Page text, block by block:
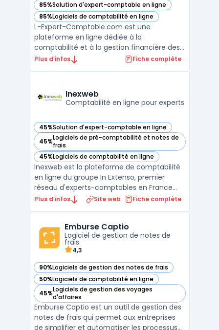
85%Solution d'expert-comptable en ligne
— voir L-Expert-Comptable.com dans cette catégorie
85%Logiciels de comptabilité en ligne
— voir L-Expert-Comptable.com dans cette catégorie
L-Expert-Comptable.com est une
plateforme en ligne dédiée à la
comptabilité et à la gestion financière des
entreprises. Offrant une gamme complète
finances, de respecter les réglementations
fiscales et de bénéficier d ...
Plus d’infos Fiche complète
Inexweb
Comptabilité en ligne pour experts
45%Solution d'expert-comptable en ligne
— voir Inexweb dans cette catégorie
45%Logiciels de pré-comptabilité et notes de
frais
— voir Inexweb dans cette catégorie
45%Logiciels de comptabilité en ligne
— voir Inexweb dans cette catégorie
Inexweb est la plateforme de comptabilité
en ligne du groupe In Extenso, premier
réseau d'experts-comptables en France
(Groupe Deloitte). Le portail connecte le
bilan, suivi de trésorerie, échanges
sécurisés. Inexweb n'est pas ...
Plus d’infos Site web Fiche complète
Emburse Captio
Logiciel de gestion de notes de
frais.
4,3
90%Logiciels de gestion des notes de frais
— voir Emburse Captio dans cette catégorie
50%Logiciels de comptabilité en ligne
— voir Emburse Captio dans cette catégorie
45%Logiciels de gestion des voyages
d'affaires
— voir Emburse Captio dans cette catégorie
Emburse Captio est un outil de gestion des
notes de frais qui permet aux entreprises
de simplifier et automatiser les processus